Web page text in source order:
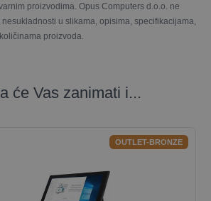
proizvodima. Opus Computers d.o.o. ne
u slikama, opisima, specifikacijama,
proizvoda.
će Vas zanimati i...
OUTLET-BRONZE